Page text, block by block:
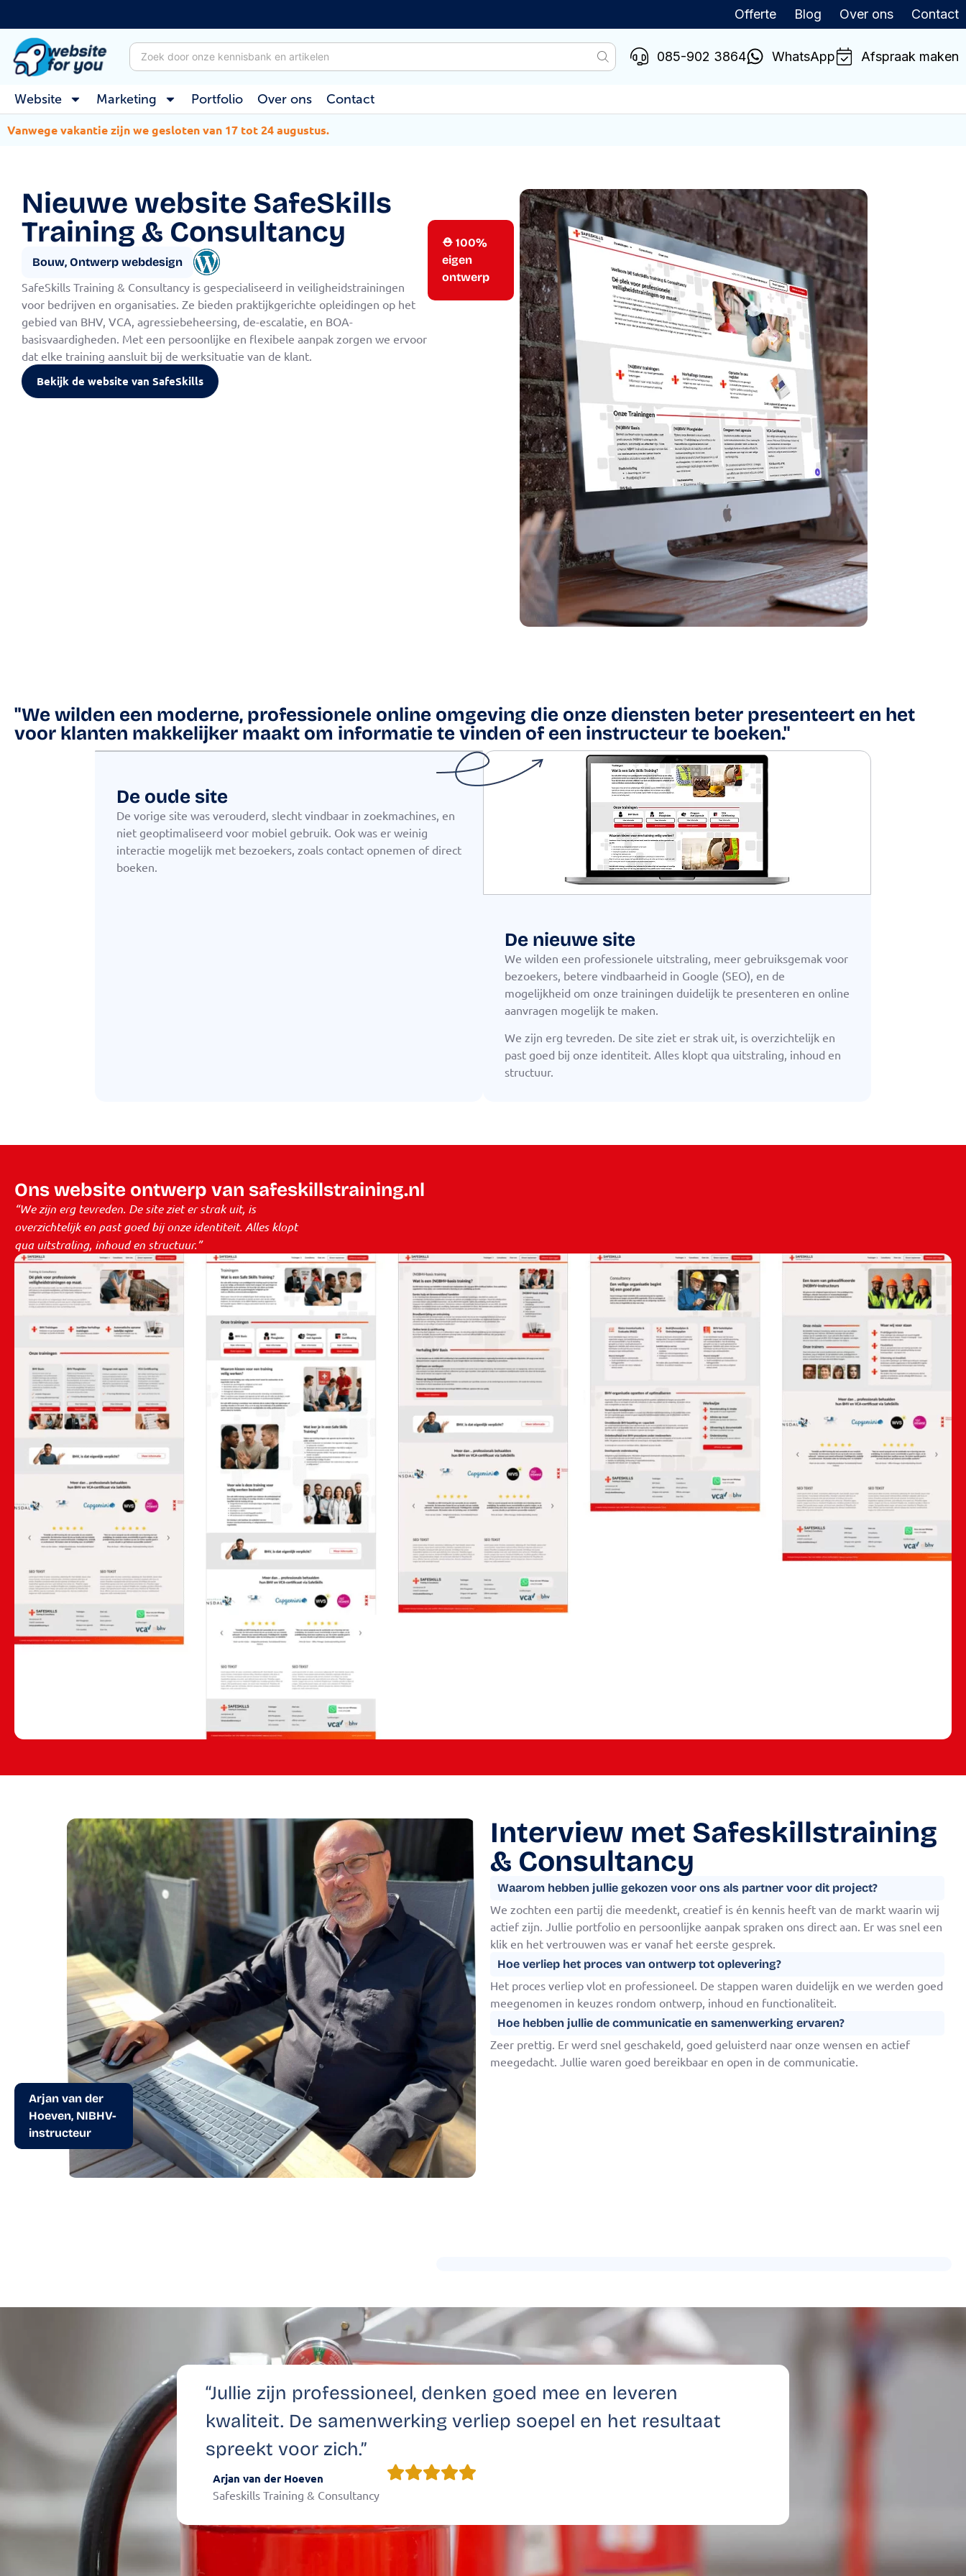
Offerte Blog Over ons Contact
085-902 3864 WhatsApp Afspraak maken
Website Marketing Portfolio Over ons Contact
Vanwege vakantie zijn we gesloten van 17 tot 24 augustus.
Nieuwe website SafeSkills
Training & Consultancy
Bouw, Ontwerp webdesign
SafeSkills Training & Consultancy is gespecialiseerd in veiligheidstrainingen
voor bedrijven en organisaties. Ze bieden praktijkgerichte opleidingen op het
gebied van BHV, VCA, agressiebeheersing, de-escalatie, en BOA-
basisvaardigheden. Met een persoonlijke en flexibele aanpak zorgen we ervoor
dat elke training aansluit bij de werksituatie van de klant.
Bekijk de website van SafeSkills
⛑ 100%
eigen
ontwerp
"We wilden een moderne, professionele online omgeving die onze diensten beter presenteert en het
voor klanten makkelijker maakt om informatie te vinden of een instructeur te boeken."
De oude site
De vorige site was verouderd, slecht vindbaar in zoekmachines, en
niet geoptimaliseerd voor mobiel gebruik. Ook was er weinig
interactie mogelijk met bezoekers, zoals contact opnemen of direct
boeken.
De nieuwe site
We wilden een professionele uitstraling, meer gebruiksgemak voor
bezoekers, betere vindbaarheid in Google (SEO), en de
mogelijkheid om onze trainingen duidelijk te presenteren en online
aanvragen mogelijk te maken.
We zijn erg tevreden. De site ziet er strak uit, is overzichtelijk en
past goed bij onze identiteit. Alles klopt qua uitstraling, inhoud en
structuur.
Ons website ontwerp van safeskillstraining.nl
“We zijn erg tevreden. De site ziet er strak uit, is
overzichtelijk en past goed bij onze identiteit. Alles klopt
qua uitstraling, inhoud en structuur.”
Arjan van der
Hoeven, NIBHV-
instructeur
Interview met Safeskillstraining
& Consultancy
Waarom hebben jullie gekozen voor ons als partner voor dit project?
We zochten een partij die meedenkt, creatief is én kennis heeft van de markt waarin wij
actief zijn. Jullie portfolio en persoonlijke aanpak spraken ons direct aan. Er was snel een
klik en het vertrouwen was er vanaf het eerste gesprek.
Hoe verliep het proces van ontwerp tot oplevering?
Het proces verliep vlot en professioneel. De stappen waren duidelijk en we werden goed
meegenomen in keuzes rondom ontwerp, inhoud en functionaliteit.
Hoe hebben jullie de communicatie en samenwerking ervaren?
Zeer prettig. Er werd snel geschakeld, goed geluisterd naar onze wensen en actief
meegedacht. Jullie waren goed bereikbaar en open in de communicatie.
“Jullie zijn professioneel, denken goed mee en leveren
kwaliteit. De samenwerking verliep soepel en het resultaat
spreekt voor zich.”
Arjan van der Hoeven
Safeskills Training & Consultancy